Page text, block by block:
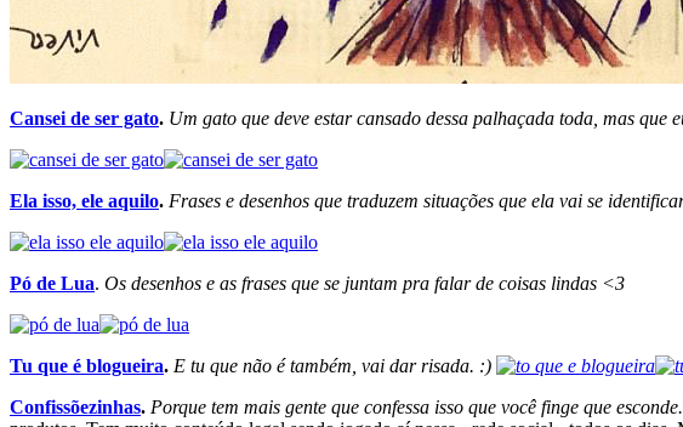
Cansei de ser gato. Um gato que deve estar cansado dessa palhaçada toda, mas que
Ela isso, ele aquilo. Frases e desenhos que traduzem situações que ela vai se
Pó de Lua. Os desenhos e as frases que se juntam pra falar de coisas lindas <3
Tu que é blogueira. E tu que não é também, vai dar risada. :)
Confissõezinhas. Porque tem mais gente que confessa isso que você finge que esconde.